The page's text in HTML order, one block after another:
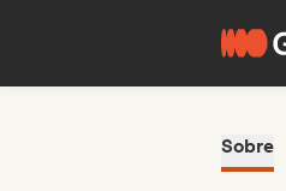
Sobre